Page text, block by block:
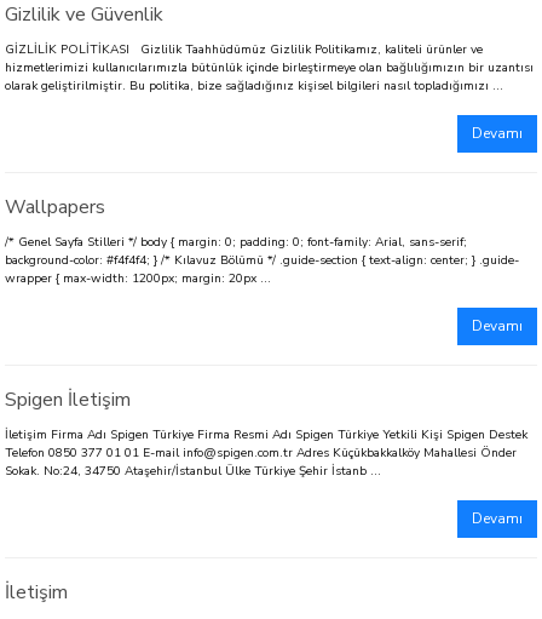
Gizlilik ve Güvenlik
GİZLİLİK POLİTİKASI Gizlilik Taahhüdümüz Gizlilik Politikamız, kaliteli ürünler ve
hizmetlerimizi kullanıcılarımızla bütünlük içinde birleştirmeye olan bağlılığımızın bir uzantısı
olarak geliştirilmiştir. Bu politika, bize sağladığınız kişisel bilgileri nasıl topladığımızı ...
Devamı
Wallpapers
/* Genel Sayfa Stilleri */ body { margin: 0; padding: 0; font-family: Arial, sans-serif;
background-color: #f4f4f4; } /* Kılavuz Bölümü */ .guide-section { text-align: center; } .guide-
wrapper { max-width: 1200px; margin: 20px ...
Devamı
Spigen İletişim
İletişim Firma Adı Spigen Türkiye Firma Resmi Adı Spigen Türkiye Yetkili Kişi Spigen Destek
Telefon 0850 377 01 01 E-mail info@spigen.com.tr Adres Küçükbakkalköy Mahallesi Önder
Sokak. No:24, 34750 Ataşehir/İstanbul Ülke Türkiye Şehir İstanb ...
Devamı
İletişim